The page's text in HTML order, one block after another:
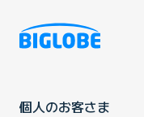
個人のお客さま